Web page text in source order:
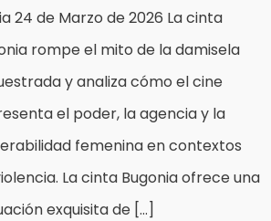
24 de Marzo de 2026 La cinta
rompe el mito de la damisela
y analiza cómo el cine
el poder, la agencia y la
femenina en contextos
La cinta Bugonia ofrece una
exquisita de […]